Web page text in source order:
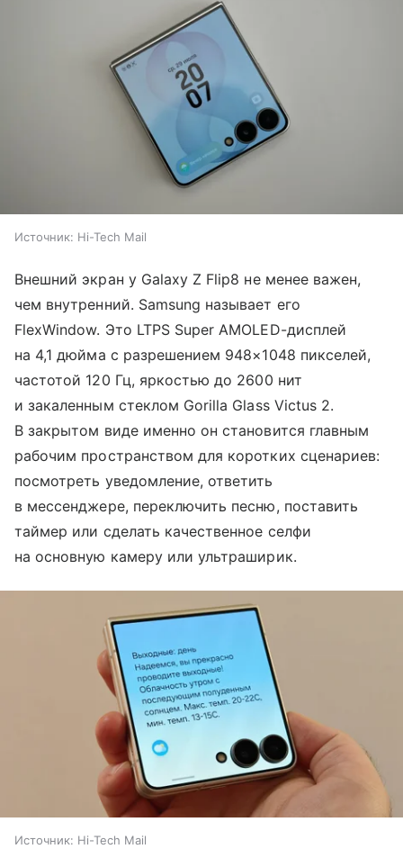
Источник: Hi-Tech Mail
Внешний экран у Galaxy Z Flip8 не менее важен,
чем внутренний. Samsung называет его
FlexWindow. Это LTPS Super AMOLED-дисплей
на 4,1 дюйма с разрешением 948×1048 пикселей,
частотой 120 Гц, яркостью до 2600 нит
и закаленным стеклом Gorilla Glass Victus 2.
В закрытом виде именно он становится главным
рабочим пространством для коротких сценариев:
посмотреть уведомление, ответить
в мессенджере, переключить песню, поставить
таймер или сделать качественное селфи
на основную камеру или ультраширик.
Источник: Hi-Tech Mail